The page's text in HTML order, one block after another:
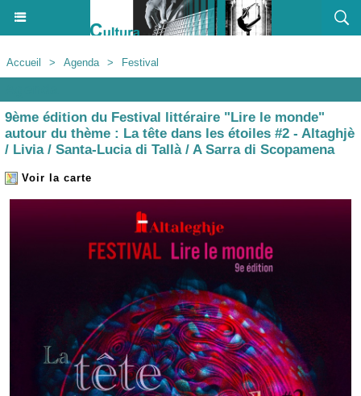
Accueil > Agenda > Festival
9ème édition du Festival littéraire "Lire le monde"
autour du thème : La tête dans les étoiles #2 - Altaghjè
/ Livia / Santa-Lucia di Tallà / A Sarra di Scopamena
Voir la carte